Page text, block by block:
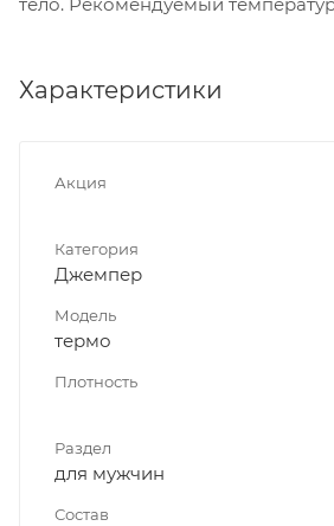
Характеристики
Акция
Категория
Джемпер
Модель
термо
Плотность
Раздел
для мужчин
Состав